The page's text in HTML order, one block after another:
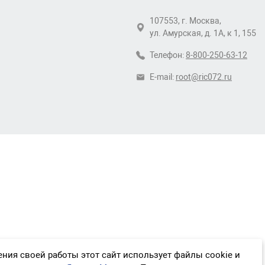
107553, г. Москва,
ул. Амурская, д. 1А, к 1, 155
Телефон: 8-800-250-63-12
E-mail: root@ric072.ru
своей работы этот сайт использует файлы cookie и